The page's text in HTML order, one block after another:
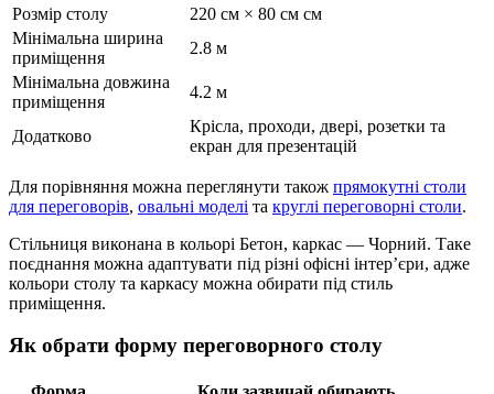
Розмір столу
220 см × 80 см см
Мінімальна ширина
приміщення
2.8 м
Мінімальна довжина
приміщення
4.2 м
Додатково
Крісла, проходи, двері, розетки та
екран для презентацій
Для порівняння можна переглянути також прямокутні столи
для переговорів, овальні моделі та круглі переговорні столи.
Стільниця виконана в кольорі Бетон, каркас — Чорний. Таке
поєднання можна адаптувати під різні офісні інтер’єри, адже
кольори столу та каркасу можна обирати під стиль
приміщення.
Як обрати форму переговорного столу